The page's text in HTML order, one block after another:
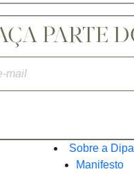
PARTE
Sobre a Dipa
Manifesto